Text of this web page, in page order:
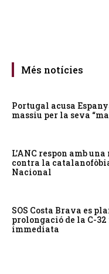
Més notícies
Portugal acusa
massiu per la seva
L’ANC respon amb
contra la
Nacional
SOS Costa Brava es
prolongació de la C-
immediata